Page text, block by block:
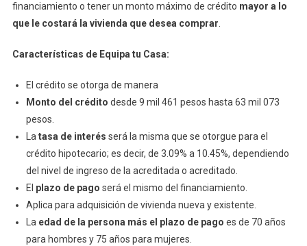
financiamiento o tener un monto máximo de crédito mayor a lo
que le costará la vivienda que desea comprar.
Características de Equipa tu Casa:
El crédito se otorga de manera
Monto del crédito desde 9 mil 461 pesos hasta 63 mil 073
pesos.
Latasa de interés será la misma que se otorgue para el
crédito hipotecario; es decir, de 3.09% a 10.45%, dependiendo
del nivel de ingreso de la acreditada o acreditado.
El plazo de pago será el mismo del financiamiento.
Aplica para adquisición de vivienda nueva y existente.
La edad de la persona más el plazo de pago es de 70 años
para hombres y 75 años para mujeres.